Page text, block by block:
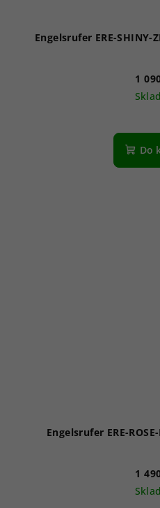
Engelsrufer ERE-SHINY-
1
Do
Engelsrufer ERE-
1